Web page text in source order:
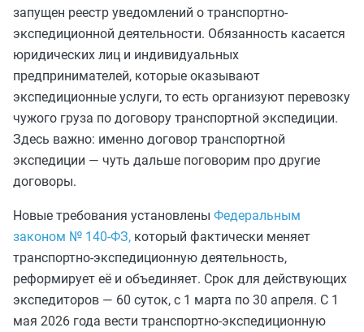
запущен реестр уведомлений о транспортно-
экспедиционной деятельности. Обязанность касается
юридических лиц и индивидуальных
предпринимателей, которые оказывают
экспедиционные услуги, то есть организуют перевозку
чужого груза по договору транспортной экспедиции.
Здесь важно: именно договор транспортной
экспедиции — чуть дальше поговорим про другие
договоры.
Новые требования установлены Федеральным
законом № 140-ФЗ, который фактически меняет
транспортно-экспедиционную деятельность,
реформирует её и объединяет. Срок для действующих
экспедиторов — 60 суток, с 1 марта по 30 апреля. С 1
мая 2026 года вести транспортно-экспедиционную